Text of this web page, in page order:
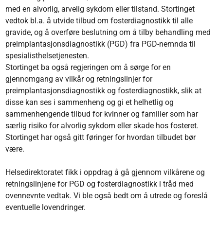
med en alvorlig, arvelig sykdom eller tilstand. Stortinget
vedtok bl.a. å utvide tilbud om fosterdiagnostikk til alle
gravide, og å overføre beslutning om å tilby behandling med
preimplantasjonsdiagnostikk (PGD) fra PGD-nemnda til
spesialisthelsetjenesten.
Stortinget ba også regjeringen om å sørge for en
gjennomgang av vilkår og retningslinjer for
preimplantasjonsdiagnostikk og fosterdiagnostikk, slik at
disse kan ses i sammenheng og gi et helhetlig og
sammenhengende tilbud for kvinner og familier som har
særlig risiko for alvorlig sykdom eller skade hos fosteret.
Stortinget har også gitt føringer for hvordan tilbudet bør
være.
Helsedirektoratet fikk i oppdrag å gå gjennom vilkårene og
retningslinjene for PGD og fosterdiagnostikk i tråd med
ovennevnte vedtak. Vi ble også bedt om å utrede og foreslå
eventuelle lovendringer.